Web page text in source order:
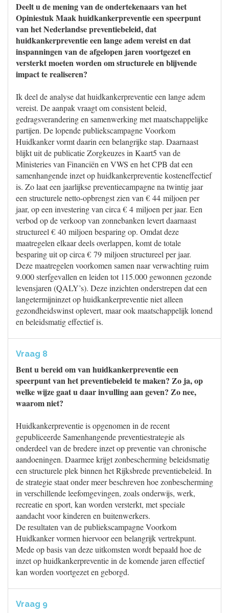
Deelt u de mening van de ondertekenaars van het
Opiniestuk Maak huidkankerpreventie een speerpunt
van het Nederlandse preventiebeleid, dat
huidkankerpreventie een lange adem vereist en dat
inspanningen van de afgelopen jaren voortgezet en
versterkt moeten worden om structurele en blijvende
impact te realiseren?
Ik deel de analyse dat huidkankerpreventie een lange adem
vereist. De aanpak vraagt om consistent beleid,
gedragsverandering en samenwerking met maatschappelijke
partijen. De lopende publiekscampagne Voorkom
Huidkanker vormt daarin een belangrijke stap. Daarnaast
blijkt uit de publicatie Zorgkeuzes in Kaart5 van de
Ministeries van Financiën en VWS en het CPB dat een
samenhangende inzet op huidkankerpreventie kosteneffectief
is. Zo laat een jaarlijkse preventiecampagne na twintig jaar
een structurele netto-opbrengst zien van € 44 miljoen per
jaar, op een investering van circa € 4 miljoen per jaar. Een
verbod op de verkoop van zonnebanken levert daarnaast
structureel € 40 miljoen besparing op. Omdat deze
maatregelen elkaar deels overlappen, komt de totale
besparing uit op circa € 79 miljoen structureel per jaar.
Deze maatregelen voorkomen samen naar verwachting ruim
9.000 sterfgevallen en leiden tot 115.000 gewonnen gezonde
levensjaren (QALY’s). Deze inzichten onderstrepen dat een
langetermijninzet op huidkankerpreventie niet alleen
gezondheidswinst oplevert, maar ook maatschappelijk lonend
en beleidsmatig effectief is.
Vraag 8
Bent u bereid om van huidkankerpreventie een
speerpunt van het preventiebeleid te maken? Zo ja, op
welke wijze gaat u daar invulling aan geven? Zo nee,
waarom niet?
Huidkankerpreventie is opgenomen in de recent
gepubliceerde Samenhangende preventiestrategie als
onderdeel van de bredere inzet op preventie van chronische
aandoeningen. Daarmee krijgt zonbescherming beleidsmatig
een structurele plek binnen het Rijksbrede preventiebeleid. In
de strategie staat onder meer beschreven hoe zonbescherming
in verschillende leefomgevingen, zoals onderwijs, werk,
recreatie en sport, kan worden versterkt, met speciale
aandacht voor kinderen en buitenwerkers.
De resultaten van de publiekscampagne Voorkom
Huidkanker vormen hiervoor een belangrijk vertrekpunt.
Mede op basis van deze uitkomsten wordt bepaald hoe de
inzet op huidkankerpreventie in de komende jaren effectief
kan worden voortgezet en geborgd.
Vraag 9